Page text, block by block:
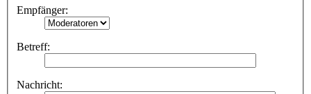
Empfänger:
Betreff:
Nachricht: